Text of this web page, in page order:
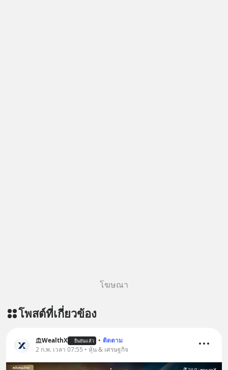
โฆษณา
โพสต์ที่เกี่ยวข้อง
WealthX ยืนยันแล้ว • ติดตาม
2 ก.พ. เวลา 07:55 • หุ้น & เศรษฐกิจ